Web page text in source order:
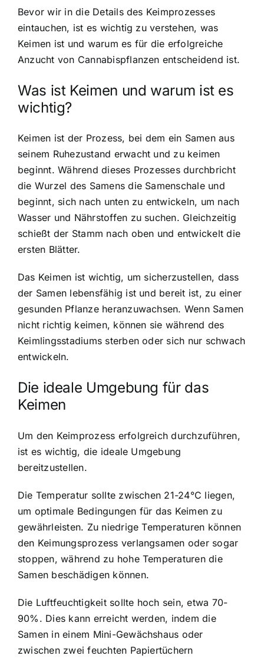
Bevor wir in die Details des Keimprozesses
eintauchen, ist es wichtig zu verstehen, was
Keimen ist und warum es für die erfolgreiche
Anzucht von Cannabispflanzen entscheidend ist.
Was ist Keimen und warum ist es
wichtig?
Keimen ist der Prozess, bei dem ein Samen aus
seinem Ruhezustand erwacht und zu keimen
beginnt. Während dieses Prozesses durchbricht
die Wurzel des Samens die Samenschale und
beginnt, sich nach unten zu entwickeln, um nach
Wasser und Nährstoffen zu suchen. Gleichzeitig
schießt der Stamm nach oben und entwickelt die
ersten Blätter.
Das Keimen ist wichtig, um sicherzustellen, dass
der Samen lebensfähig ist und bereit ist, zu einer
gesunden Pflanze heranzuwachsen. Wenn Samen
nicht richtig keimen, können sie während des
Keimlingsstadiums sterben oder sich nur schwach
entwickeln.
Die ideale Umgebung für das
Keimen
Um den Keimprozess erfolgreich durchzuführen,
ist es wichtig, die ideale Umgebung
bereitzustellen.
Die Temperatur sollte zwischen 21-24°C liegen,
um optimale Bedingungen für das Keimen zu
gewährleisten. Zu niedrige Temperaturen können
den Keimungsprozess verlangsamen oder sogar
stoppen, während zu hohe Temperaturen die
Samen beschädigen können.
Die Luftfeuchtigkeit sollte hoch sein, etwa 70-
90%. Dies kann erreicht werden, indem die
Samen in einem Mini-Gewächshaus oder
zwischen zwei feuchten Papiertüchern